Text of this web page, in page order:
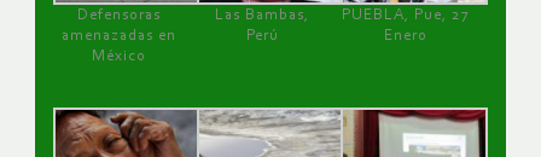
Defensoras
amenazadas en
México
Las Bambas,
Perú
PUEBLA, Pue, 27
Enero